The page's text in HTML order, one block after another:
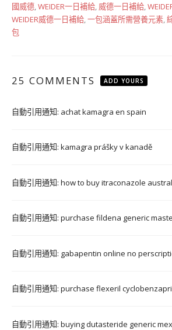
國威德,WEIDER一日補給, 威德一日補給,
WEIDER威德一日補給,一包涵蓋所需營養元素,
包
25 COMMENTS ADD YOURS
自動引用通知: achat kamagra en spain
自動引用通知: kamagra prášky v kanadě
自動引用通知: how to buy itraconazole
自動引用通知: purchase fildena generic
自動引用通知: gabapentin online no
自動引用通知: purchase flexeril
自動引用通知: buying dutasteride generic